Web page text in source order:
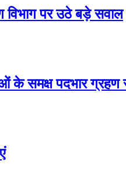
विभाग पर उठे बड़े सवाल
के समक्ष पदभार ग्रहण